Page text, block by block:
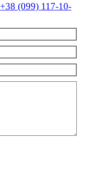
+38 (099) 117-10-